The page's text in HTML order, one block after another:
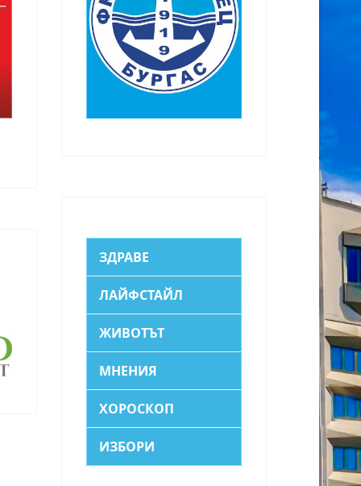
ЗДРАВЕ
ЛАЙФСТАЙЛ
ЖИВОТЪТ
МНЕНИЯ
ХОРОСКОП
ИЗБОРИ